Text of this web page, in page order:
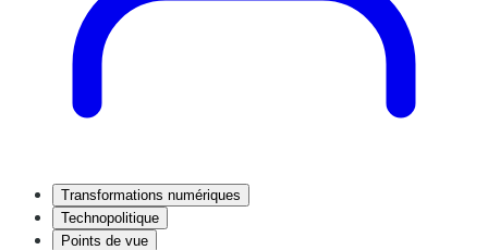
Transformations numériques
Technopolitique
Points de vue